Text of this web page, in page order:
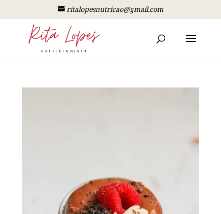
ritalopesnutricao@gmail.com